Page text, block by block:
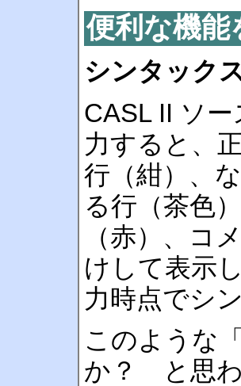
便利な機能
シンタック
CASL II ソ
力すると、
行（紺）、
る行（茶色
（赤）、コ
けして表示
力時点でシ
このような
か？ と思わ